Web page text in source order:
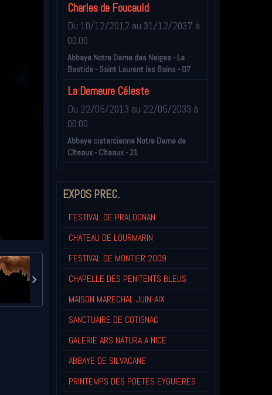
Charles de Foucauld
Du 10/12/2012 au 31/12/2037 à
00:00
Abbaye Notre Dame des Neiges - La
Bastide - Saint Laurent les Bains - 07
La Demeure Céleste
Du 22/05/2013 au 22/05/2033 à
00:00
Abbaye cistercienne Notre Dame de
Cîteaux - Cîteaux - 21
EXPOS PREC.
FESTIVAL DE PRALOGNAN
CHATEAU DE LOURMARIN
FESTIVAL DE MONTIER 2009
CHAPELLE DES PENITENTS BLEUS
MAISON MARECHAL JUIN-AIX
SANCTUAIRE DE COTIGNAC
GALERIE ARS NATURA A NICE
ABBAYE DE SILVACANE
PRINTEMPS DES POETES EYGUIERES